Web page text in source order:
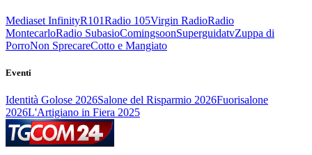
Mediaset InfinityR101Radio 105Virgin RadioRadio
MontecarloRadio SubasioComingsoonSuperguidatvZuppa di
PorroNon SprecareCotto e Mangiato
Eventi
Identità Golose 2026Salone del Risparmio 2026Fuorisalone
2026L'Artigiano in Fiera 2025